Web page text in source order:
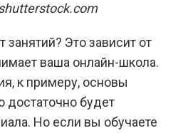
Это зависит от
ваша онлайн-школа.
к примеру, основы
достаточно будет
Но если вы обучаете